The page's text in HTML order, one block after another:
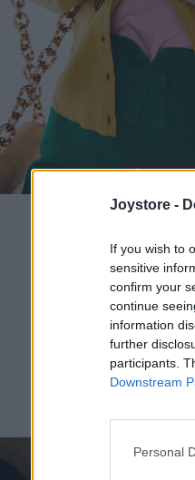
Joystore -
If you wish to
sensitive
confirm your
continue
information
further
participants.
Downstream
Personal
Hover to